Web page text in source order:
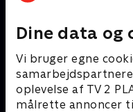
Dine data og
Vi bruger egne
oplevelse af TV 2
målrette annoncer